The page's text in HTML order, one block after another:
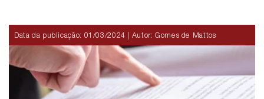
Data da publicação: 01/03/2024 | Autor: Gomes de Mattos